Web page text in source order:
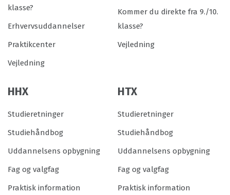
klasse?
Erhvervsuddannelser
Praktikcenter
Vejledning
Kommer du direkte fra 9./10.
klasse?
Vejledning
HHX
Studieretninger
Studiehåndbog
Uddannelsens opbygning
Fag og valgfag
Praktisk information
HTX
Studieretninger
Studiehåndbog
Uddannelsens opbygning
Fag og valgfag
Praktisk information